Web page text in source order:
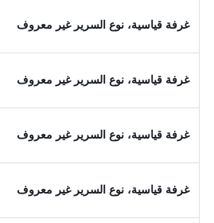
غرفة قياسية، نوع السرير غير معروف
غرفة قياسية، نوع السرير غير معروف
غرفة قياسية، نوع السرير غير معروف
غرفة قياسية، نوع السرير غير معروف